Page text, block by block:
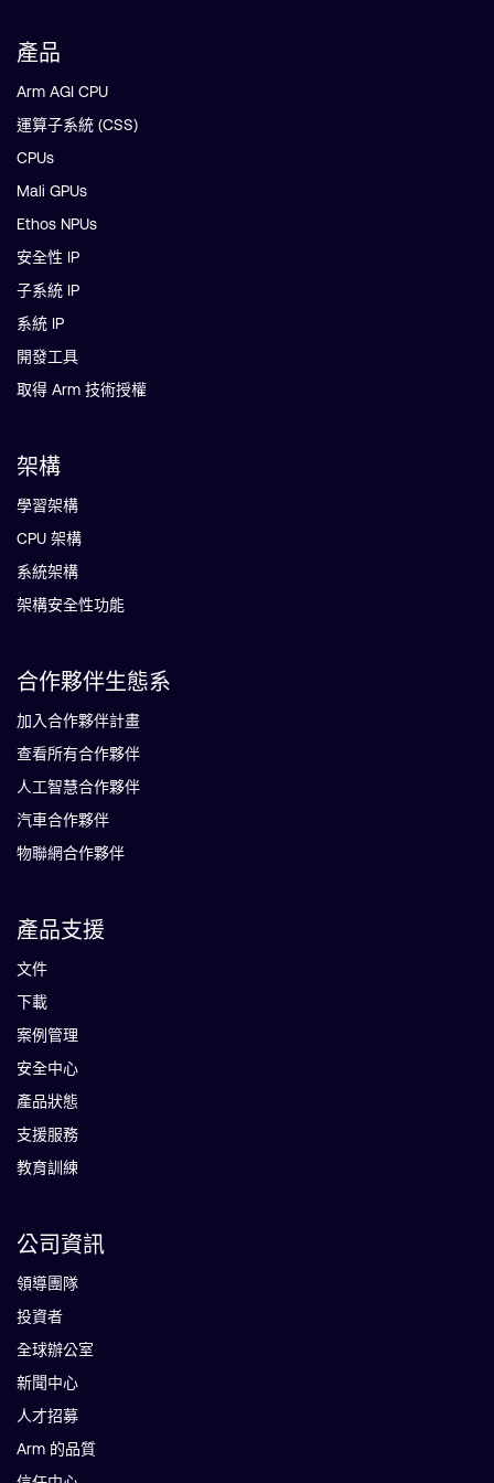
產品
Arm AGI CPU
運算子系統 (CSS)
CPUs
Mali GPUs
Ethos NPUs
安全性 IP
子系統 IP
系統 IP
開發工具
取得 Arm 技術授權
架構
學習架構
CPU 架構
系統架構
架構安全性功能
合作夥伴生態系
加入合作夥伴計畫
查看所有合作夥伴
人工智慧合作夥伴
汽車合作夥伴
物聯網合作夥伴
產品支援
文件
下載
案例管理
安全中心
產品狀態
支援服務
教育訓練
公司資訊
領導團隊
投資者
全球辦公室
新聞中心
人才招募
Arm 的品質